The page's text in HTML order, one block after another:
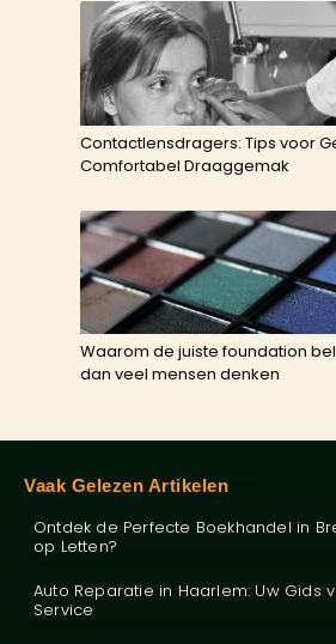
Contactlensdragers: Tips voor
Comfortabel Draaggemak
Waarom de juiste foundation
dan veel mensen denken
Vaak Gelezen Artikelen
Ontdek de Perfecte Boekhandel in
op Letten?
Auto Reparatie in Haarlem: Uw Gids
Service